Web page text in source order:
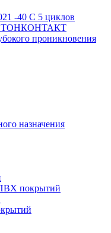
-40 С 5 циклов
проникновения
назначения
покрытий